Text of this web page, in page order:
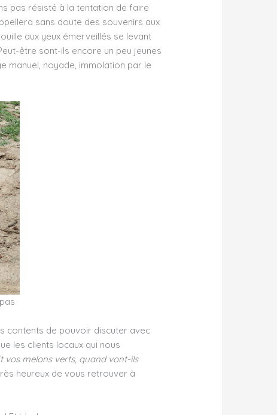
pas résisté à la tentation de faire
sans doute des souvenirs aux
aux yeux émerveillés se levant
être sont-ils encore un peu jeunes
manuel, noyade, immolation par le
contents de pouvoir discuter avec
les clients locaux qui nous
vos melons verts, quand vont-ils
heureux de vous retrouver à